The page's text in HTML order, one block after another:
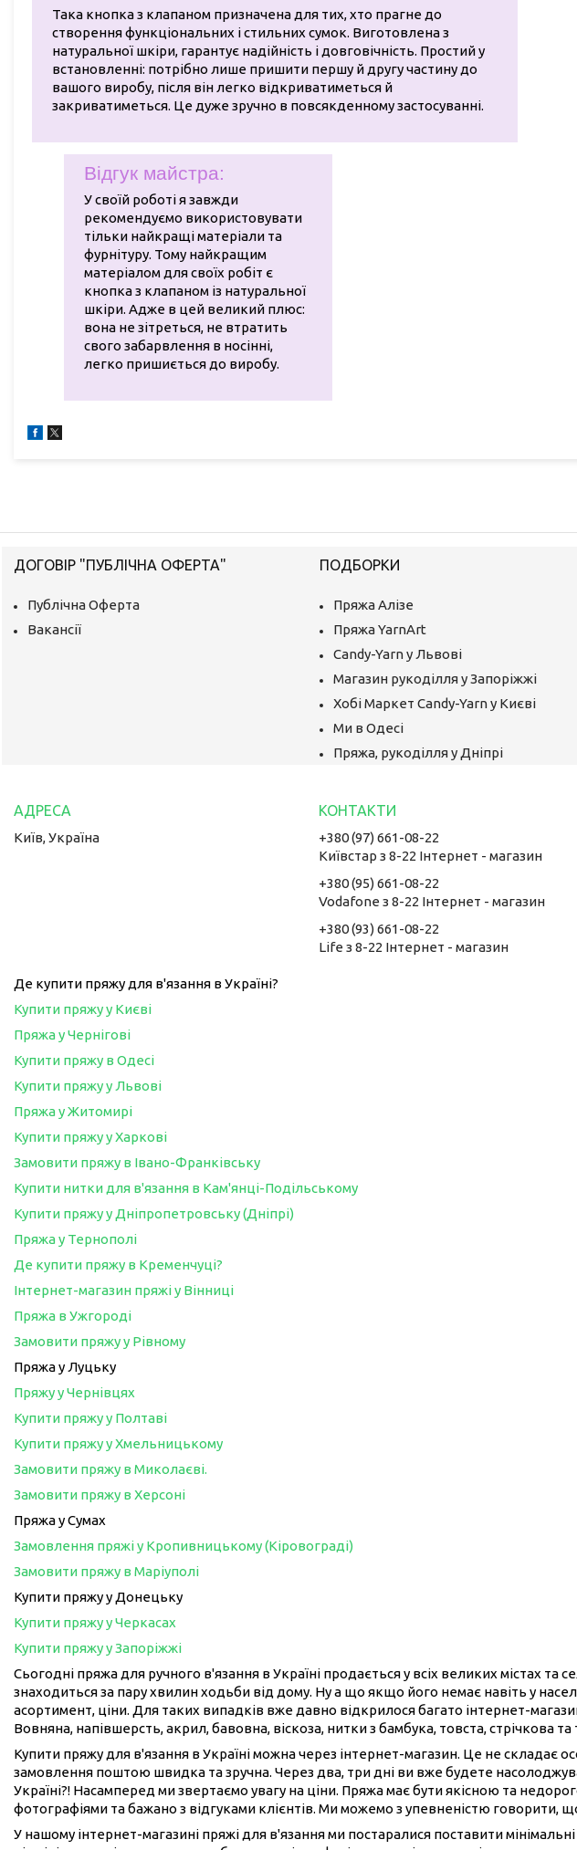
Така кнопка з клапаном призначена для тих, хто прагне до
створення функціональних і стильних сумок. Виготовлена з
натуральної шкіри, гарантує надійність і довговічність. Простий у
встановленні: потрібно лише пришити першу й другу частину до
вашого виробу, після він легко відкриватиметься й
закриватиметься. Це дуже зручно в повсякденному застосуванні.
Відгук майстра:
У своїй роботі я завжди
рекомендуємо використовувати
тільки найкращі матеріали та
фурнітуру. Тому найкращим
матеріалом для своїх робіт є
кнопка з клапаном із натуральної
шкіри. Адже в цей великий плюс:
вона не зітреться, не втратить
свого забарвлення в носінні,
легко пришиється до виробу.
ДОГОВІР "ПУБЛІЧНА ОФЕРТА"
Публічна Оферта
Вакансії
ПОДБОРКИ
Пряжа Алізе
Пряжа YarnArt
Candy-Yarn у Львові
Магазин рукоділля у Запоріжжі
Хобі Маркет Candy-Yarn у Києві
Ми в Одесі
Пряжа, рукоділля у Дніпрі
Київ, Україна
+380 (97) 661-08-22
Київстар з 8-22 Інтернет - магазин
+380 (95) 661-08-22
Vodafone з 8-22 Інтернет - магазин
+380 (93) 661-08-22
Life з 8-22 Інтернет - магазин
Де купити пряжу для в'язання в Україні?
Купити пряжу у Києві
Пряжа у Чернігові
Купити пряжу в Одесі
Купити пряжу у Львові
Пряжа у Житомирі
Купити пряжу у Харкові
Замовити пряжу в Івано-Франківську
Купити нитки для в'язання в Кам'янці-Подільському
Купити пряжу у Дніпропетровську (Дніпрі)
Пряжа у Тернополі
Де купити пряжу в Кременчуці?
Інтернет-магазин пряжі у Вінниці
Пряжа в Ужгороді
Замовити пряжу у Рівному
Пряжа у Луцьку
Пряжу у Чернівцях
Купити пряжу у Полтаві
Купити пряжу у Хмельницькому
Замовити пряжу в Миколаєві.
Замовити пряжу в Херсоні
Пряжа у Сумах
Замовлення пряжі у Кропивницькому (Кіровограді)
Замовити пряжу в Маріуполі
Купити пряжу у Донецьку
Купити пряжу у Черкасах
Купити пряжу у Запоріжжі
Сьогодні пряжа для ручного в'язання в Україні продається у всіх великих містах
знаходиться за пару хвилин ходьби від дому. Ну а що якщо його немає навіть у
асортимент, ціни. Для таких випадків вже давно відкрилося багато інтернет-
Вовняна, напівшерсть, акрил, бавовна, віскоза, нитки з бамбука, товста, стрічкова
Купити пряжу для в'язання в Україні можна через інтернет-магазин. Це не
замовлення поштою швидка та зручна. Через два, три дні ви вже будете
Україні?! Насамперед ми звертаємо увагу на ціни. Пряжа має бути якісною та
фотографіями та бажано з відгуками клієнтів. Ми можемо з упевненістю говорити,
У нашому інтернет-магазині пряжі для в'язання ми постаралися поставити